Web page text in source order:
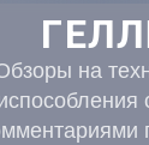
на